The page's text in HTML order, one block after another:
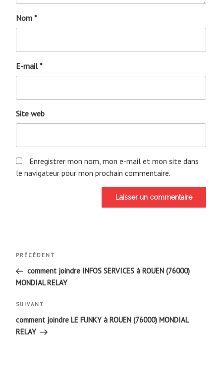
Nom *
E-mail*
Site web
Enregistrer mon nom, mon e-mail et mon site dans
le navigateur pour mon prochain commentaire.
Navigation
de
l’article
Article
précédent
PRÉCÉDENT
comment joindre INFOS SERVICES à ROUEN (76000)
MONDIAL RELAY
Article
suivant
SUIVANT
comment joindre LE FUNKY à ROUEN (76000) MONDIAL
RELAY